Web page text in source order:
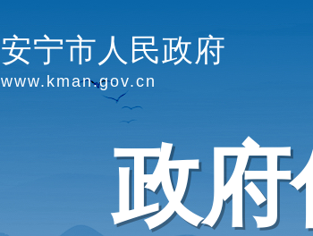
安宁市人民政府
www.kman.gov.cn
政